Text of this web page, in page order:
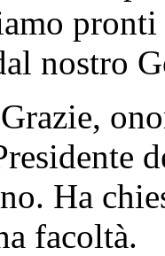
nostro
Ha
facoltà.